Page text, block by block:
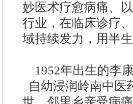
妙医术疗愈病痛、
行业，在临床诊疗
域持续发力，用半
1952年出生的李
自幼浸润岭南中医